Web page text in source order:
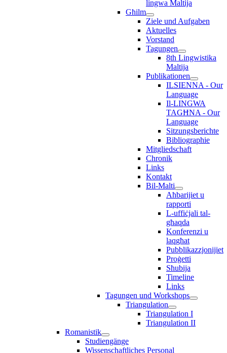
lingwa Maltija
Għilm
Ziele und Aufgaben
Aktuelles
Vorstand
Tagungen
8th Lingwistika
Maltija
Publikationen
ILSIENNA - Our
Language
Il-LINGWA
TAGĦNA - Our
Language
Sitzungsberichte
Bibliographie
Mitgliedschaft
Chronik
Links
Kontakt
Bil-Malti
Aħbarijiet u
rapporti
L-uffiċjali tal-
għaqda
Konferenzi u
laqgħat
Pubblikazzjonijiet
Proġetti
Sħubija
Timeline
Links
Tagungen und Workshops
Triangulation
Triangulation I
Triangulation II
Romanistik
Studiengänge
Wissenschaftliches Personal